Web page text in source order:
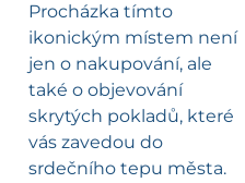
Procházka tímto
ikonickým místem není
jen o nakupování, ale
také o objevování
skrytých pokladů, které
vás zavedou do
srdečního tepu města.